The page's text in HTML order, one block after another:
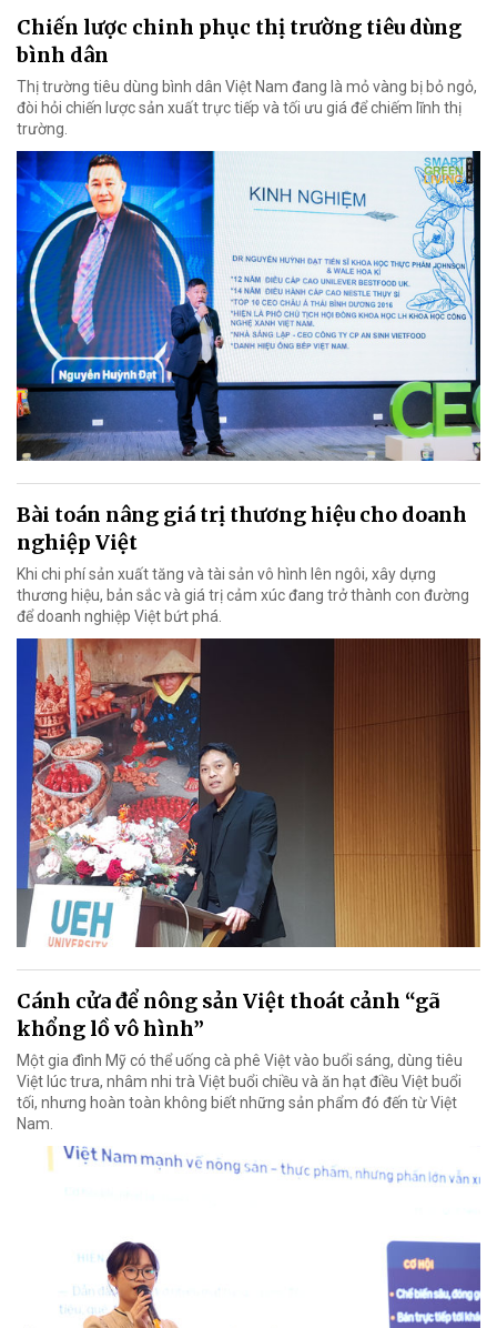
Chiến lược chinh phục thị trường tiêu dùng
bình dân
Thị trường tiêu dùng bình dân Việt Nam đang là mỏ vàng bị bỏ ngỏ,
đòi hỏi chiến lược sản xuất trực tiếp và tối ưu giá để chiếm lĩnh thị
trường.
Bài toán nâng giá trị thương hiệu cho doanh
nghiệp Việt
Khi chi phí sản xuất tăng và tài sản vô hình lên ngôi, xây dựng
thương hiệu, bản sắc và giá trị cảm xúc đang trở thành con đường
để doanh nghiệp Việt bứt phá.
Cánh cửa để nông sản Việt thoát cảnh “gã
khổng lồ vô hình”
Một gia đình Mỹ có thể uống cà phê Việt vào buổi sáng, dùng tiêu
Việt lúc trưa, nhâm nhi trà Việt buổi chiều và ăn hạt điều Việt buổi
tối, nhưng hoàn toàn không biết những sản phẩm đó đến từ Việt
Nam.